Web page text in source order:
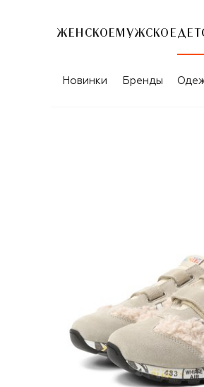
ЖЕНСКОЕ МУЖСКОЕ
Новинки Бренды